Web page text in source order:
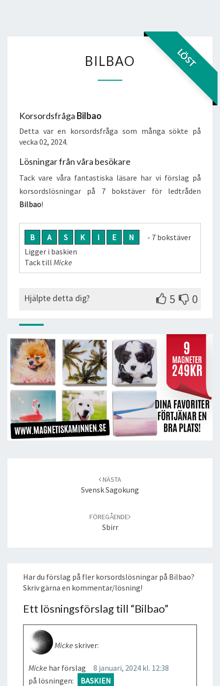
LÖST
BILBAO
Korsordsfråga Bilbao
Detta var en korsordsfråga som många sökte på
vecka 02, 2024.
Lösningar från våra besökare
Tack vare våra fantastiska läsare har vi förslag på
korsordslösningar på 7 bokstäver för ledtråden
Bilbao!
B A S K I E N
- 7 bokstäver
Ligger i baskien
Tack till Micke
Hjälpte detta dig? 5 0
NÄSTA
Svensk Sagokung
FÖREGÅENDE
Sbirr
Har du förslag på fler korsordslösningar på Bilbao?
Skriv gärna en kommentar/lösning!
Ett lösningsförslag till “Bilbao”
Micke skriver:
8 januari, 2024 kl. 12:38
Micke har förslag
på lösningen:
BASKIEN